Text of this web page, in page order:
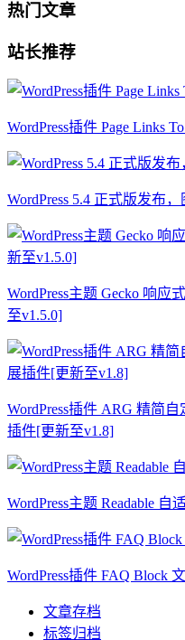
热门文章
站长推荐
WordPress插件 Page Links
WordPress 5.4 正式版发布
WordPress主题 Gecko 响
至v1.5.0]
WordPress插件 ARG 精简
插件[更新至v1.8]
WordPress主题 Readable 自
WordPress插件 FAQ Block
文章存档
标签归档